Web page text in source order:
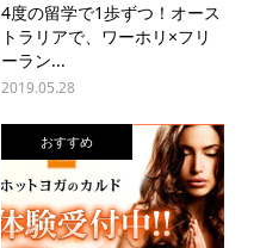
4度の留学で1歩ずつ！オース
トラリアで、ワーホリ×フリ
ーラン...
2019.05.28
おすすめ